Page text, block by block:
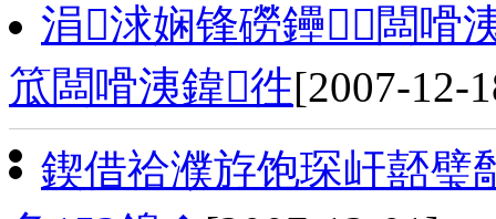
涓浗娴锋磱鑸┖闆嗗
笟闆嗗洟鍏徃[2007-12-
鍥借祫濮斿饱琛屽嚭璧